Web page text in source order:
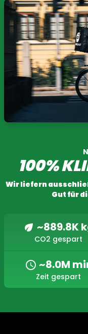
100%
Wir liefern
Gut für
eco ~889.8K
CO2 gespart
schedule ~8.0M
Zeit gespart